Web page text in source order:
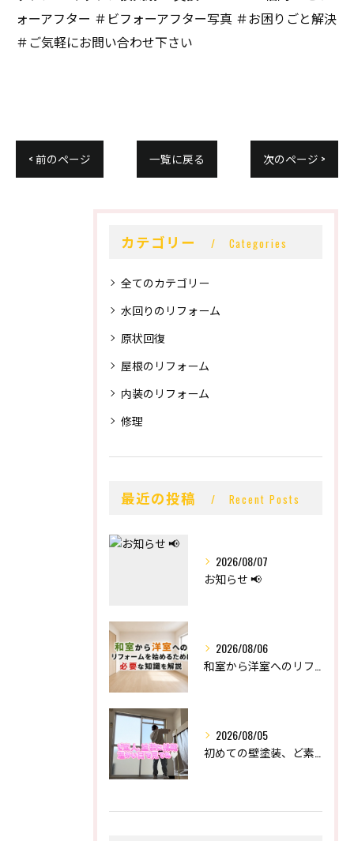
ォーアフター ＃ビフォーアフター写真 ＃お困りごと解決
＃ご気軽にお問い合わせ下さい
< 前のページ 一覧に戻る 次のページ >
カテゴリー Categories
全てのカテゴリー
水回りのリフォーム
原状回復
屋根のリフォーム
内装のリフォーム
修理
最近の投稿 Recent Posts
2026/08/07
お知らせ 📢
2026/08/06
2026/08/05